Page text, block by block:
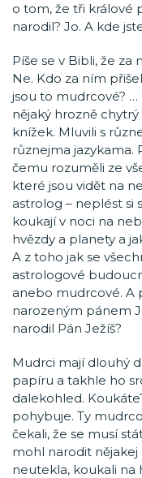
o tom, že tři králové
narodil? Jo. A kde
Píše se v Bibli, že za
Ne. Kdo za ním
jsou to mudrcové?
nějaký hrozně
knížek. Mluvili s
různejma jazykama.
čemu rozuměli ze
které jsou vidět na
astrolog – neplést si
koukají v noci na
hvězdy a planety a
A z toho jak se
astrologové
anebo mudrcové. A
narozeným pánem
narodil Pán Ježíš?
Mudrci mají dlouhý
papíru a takhle ho
dalekohled.
pohybuje. Ty
čekali, že se musí
mohl narodit nějakej
neutekla, koukali na